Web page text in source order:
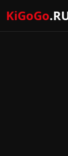
KiGoGo